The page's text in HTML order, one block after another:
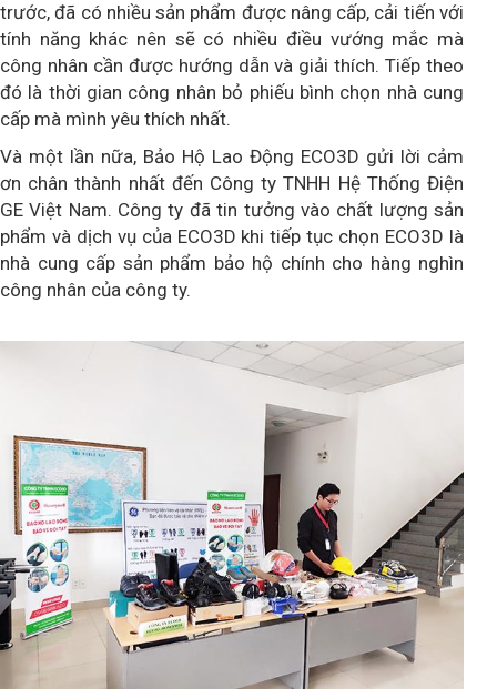
trước, đã có nhiều sản phẩm được nâng cấp, cải tiến với
tính năng khác nên sẽ có nhiều điều vướng mắc mà
công nhân cần được hướng dẫn và giải thích. Tiếp theo
đó là thời gian công nhân bỏ phiếu bình chọn nhà cung
cấp mà mình yêu thích nhất.
Và một lần nữa, Bảo Hộ Lao Động ECO3D gửi lời cảm
ơn chân thành nhất đến Công ty TNHH Hệ Thống Điện
GE Việt Nam. Công ty đã tin tưởng vào chất lượng sản
phẩm và dịch vụ của ECO3D khi tiếp tục chọn ECO3D là
nhà cung cấp sản phẩm bảo hộ chính cho hàng nghìn
công nhân của công ty.